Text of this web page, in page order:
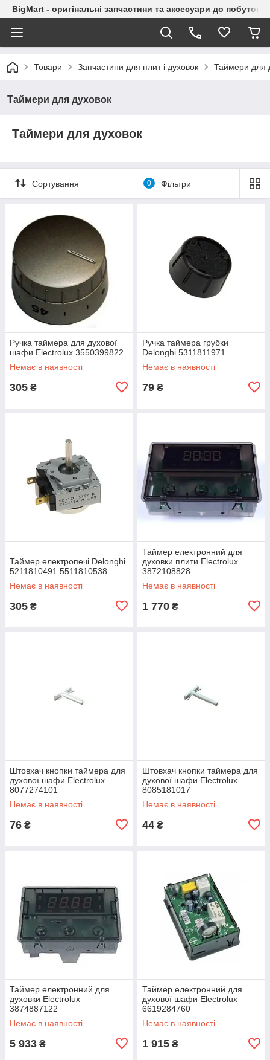
BigMart - оригінальні запчастини та аксесуари до побутової
Товари Запчастини для плит і духовок Таймери для
Таймери для духовок
Таймери для духовок
Сортування 0 Фільтри
Ручка таймера для духової
шафи Electrolux 3550399822
Немає в наявності
305 ₴
Ручка таймера грубки
Delonghi 5311811971
Немає в наявності
79 ₴
Таймер електропечі Delonghi
5211810491 5511810538
Немає в наявності
305 ₴
Таймер електронний для
духовки плити Electrolux
3872108828
Немає в наявності
1 770 ₴
Штовхач кнопки таймера для
духової шафи Electrolux
8077274101
Немає в наявності
76 ₴
Штовхач кнопки таймера для
духової шафи Electrolux
8085181017
Немає в наявності
44 ₴
Таймер електронний для
духовки Electrolux
3874887122
Немає в наявності
5 933 ₴
Таймер електронний для
духової шафи Electrolux
6619284760
Немає в наявності
1 915 ₴